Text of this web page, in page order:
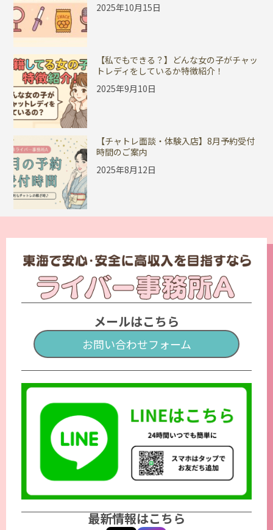
2025年10月15日
【私でもできる？】どんな女の子がチャッ
トレディをしているか特徴紹介！
2025年9月10日
【チャトレ面談・体験入店】8月予約受付
時間のご案内
2025年8月12日
メールはこちら
お問い合わせフォーム
最新情報はこちら